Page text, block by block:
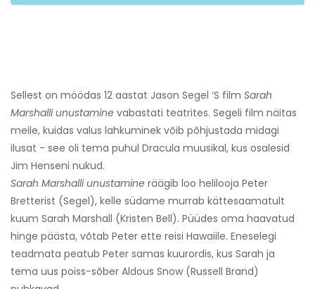
Sellest on möödas 12 aastat Jason Segel ‘S film Sarah
Marshalli unustamine vabastati teatrites. Segeli film näitas
meile, kuidas valus lahkuminek võib põhjustada midagi
ilusat - see oli tema puhul Dracula muusikal, kus osalesid
Jim Henseni nukud.
Sarah Marshalli unustamine räägib loo helilooja Peter
Bretterist (Segel), kelle südame murrab kättesaamatult
kuum Sarah Marshall (Kristen Bell). Püüdes oma haavatud
hinge päästa, võtab Peter ette reisi Hawaiile. Eneselegi
teadmata peatub Peter samas kuurordis, kus Sarah ja
tema uus poiss-sõber Aldous Snow (Russell Brand)